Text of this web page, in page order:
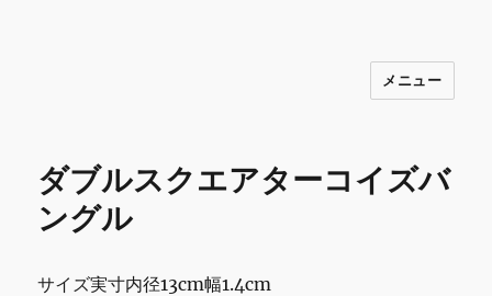
INNOCENCE ～日常に彩りを～ フ
物 etc販売 江戸川区瑞江
メニュー
ダブルスクエアターコイズバ
ングル
サイズ実寸内径13cm幅1.4cm